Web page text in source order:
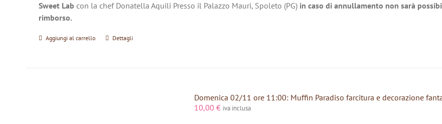
Sweet Lab con la chef Donatella Aquili Presso il Palazzo Mauri, Spoleto (PG) in caso di annullamento non sarà
rimborso.
Aggiungi al carrello Dettagli
Domenica 02/11 ore 11:00: Muffin Paradiso farcitura e decorazione
10,00 € iva inclusa